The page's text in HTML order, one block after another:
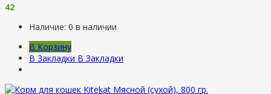
42
Наличие: 0 в наличии
В Корзину
В Закладки В Закладки